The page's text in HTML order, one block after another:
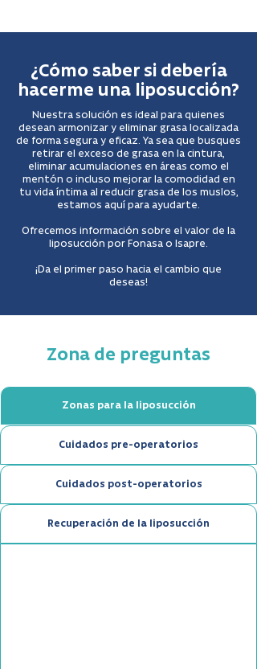
¿Cómo saber si debería
hacerme una liposucción?
Nuestra solución es ideal para quienes
desean armonizar y eliminar grasa localizada
de forma segura y eficaz. Ya sea que busques
retirar el exceso de grasa en la cintura,
eliminar acumulaciones en áreas como el
mentón o incluso mejorar la comodidad en
tu vida íntima al reducir grasa de los muslos,
estamos aquí para ayudarte.
Ofrecemos información sobre el valor de la
liposucción por Fonasa o Isapre.
¡Da el primer paso hacia el cambio que
deseas!
Zona de preguntas
Zonas para la liposucción
Cuidados pre-operatorios
Cuidados post-operatorios
Recuperación de la liposucción